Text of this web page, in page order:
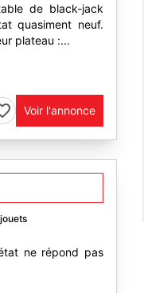
de black-jack
quasiment neuf.
plateau :...
Voir l'annonce
ne répond pas